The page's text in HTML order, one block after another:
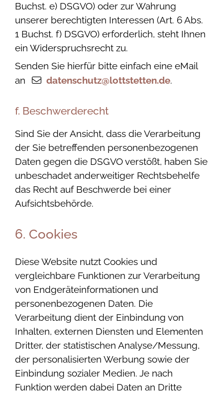
Buchst. e) DSGVO) oder zur Wahrung
unserer berechtigten Interessen (Art. 6 Abs.
1 Buchst. f) DSGVO) erforderlich, steht Ihnen
ein Widerspruchsrecht zu.
Senden Sie hierfür bitte einfach eine eMail
an
datenschutz@lottstetten.de.
f. Beschwerderecht
Sind Sie der Ansicht, dass die Verarbeitung
der Sie betreffenden personenbezogenen
Daten gegen die DSGVO verstößt, haben Sie
unbeschadet anderweitiger Rechtsbehelfe
das Recht auf Beschwerde bei einer
Aufsichtsbehörde.
6. Cookies
Diese Website nutzt Cookies und
vergleichbare Funktionen zur Verarbeitung
von Endgeräteinformationen und
personenbezogenen Daten. Die
Verarbeitung dient der Einbindung von
Inhalten, externen Diensten und Elementen
Dritter, der statistischen Analyse/Messung,
der personalisierten Werbung sowie der
Einbindung sozialer Medien. Je nach
Funktion werden dabei Daten an Dritte